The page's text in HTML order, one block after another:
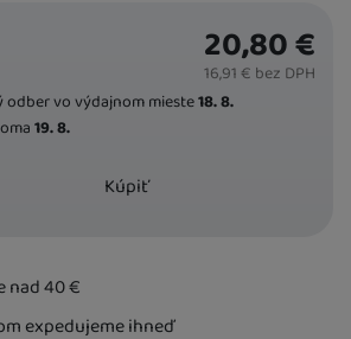
odber vo výdajnom mieste18. 8.
19. 8.
20,80€
16,91€ bez DPH
Kúpiť
nad 40€
expedujeme ihneď